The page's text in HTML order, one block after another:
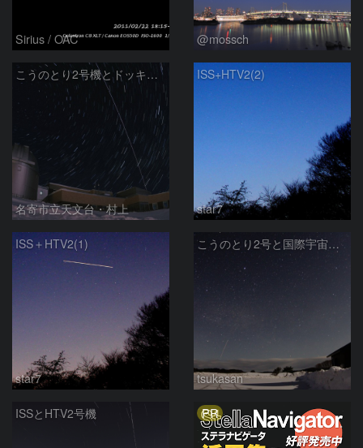
Sirius / OAC @mossch
こうのとり2号機とドッキング直後のISS
名寄市立天文台・村上
ISS+HTV2(2)
star7
ISS＋HTV2(1)
star7
こうのとり2号と国際宇宙ステーション
tsukasan
ISSとHTV2号機 PR